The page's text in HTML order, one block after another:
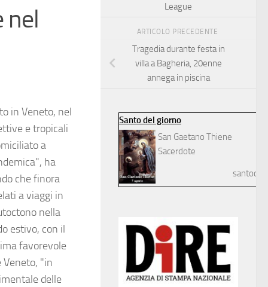
nel
in Veneto, nel
e tropicali
a
ha
che finora
a viaggi in
nella
estivo, con il
favorevole
Veneto, "in
delle
League
ARTICOLO PRECEDENTE
Tragedia durante festa in
villa a Bagheria, 20enne
annega in piscina
Santo del giorno
San Gaetano Thiene
Sacerdote